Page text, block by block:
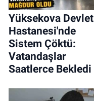
Yüksekova Devlet
Hastanesi'nde
Sistem Çöktü:
Vatandaşlar
Saatlerce Bekledi